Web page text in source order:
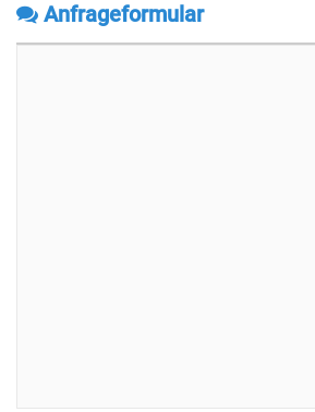
Anfrageformular